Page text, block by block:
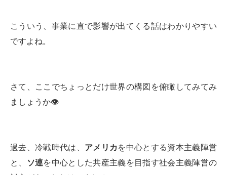
こういう、事業に直で影響が出てくる話はわかりやすい
ですよね。
さて、ここでちょっとだけ世界の構図を俯瞰してみてみ
ましょうか👁
過去、冷戦時代は、 アメリカ を中心とする資本主義陣営
と、
ソ連を中心とした共産主義を目指す社会主義陣営の